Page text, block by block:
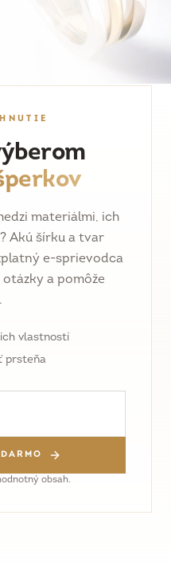
materiálmi, ich
Akú šírku a tvar
e-sprievodca
a pomôže
vlastností
prsteňa
obsah.